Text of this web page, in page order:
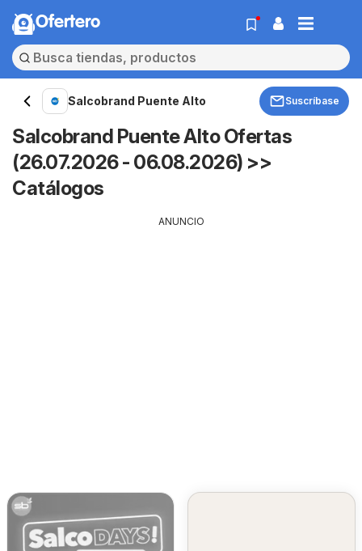
Ofertero
Salcobrand Puente Alto Suscríbase
Salcobrand Puente Alto Ofertas
(26.07.2026 - 06.08.2026) >>
Catálogos
ANUNCIO